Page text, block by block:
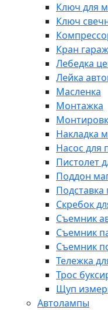
Ключ для
Ключ
Кран
Лебедка
Лейка
Масленка
Монтажка
Накладка
Насос для
Пистолет
Поддон
Скребок
Съемник
Съемник
Съемник
Тележка
Трос
Щуп
Автолампы